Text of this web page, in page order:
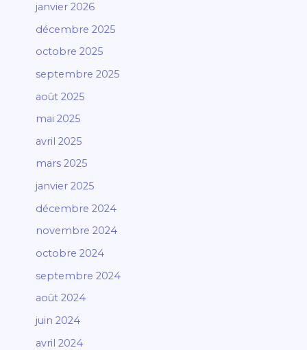
janvier 2026
décembre 2025
octobre 2025
septembre 2025
août 2025
mai 2025
avril 2025
mars 2025
janvier 2025
décembre 2024
novembre 2024
octobre 2024
septembre 2024
août 2024
juin 2024
avril 2024